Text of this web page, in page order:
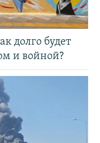
долго будет
и войной?